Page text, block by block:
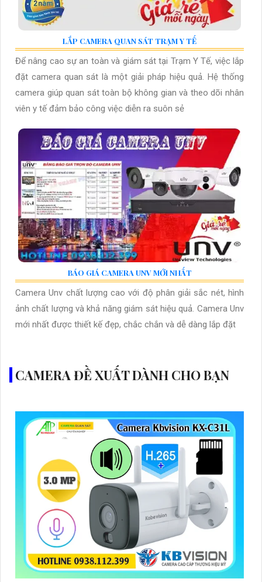
LẮP CAMERA QUAN SÁT TRẠM Y TẾ
Để nâng cao sự an toàn và giám sát tại Trạm Y Tế, việc lắp
đặt camera quan sát là một giải pháp hiệu quả. Hệ thống
camera giúp quan sát toàn bộ không gian và theo dõi nhân
viên y tế đảm bảo công việc diễn ra suôn sẻ
BÁO GIÁ CAMERA UNV MỚI NHẤT
Camera Unv chất lượng cao với độ phân giải sắc nét, hình
ảnh chất lượng và khả năng giám sát hiệu quả. Camera Unv
mới nhất được thiết kế đẹp, chắc chắn và dễ dàng lắp đặt
CAMERA ĐỀ XUẤT DÀNH CHO BẠN